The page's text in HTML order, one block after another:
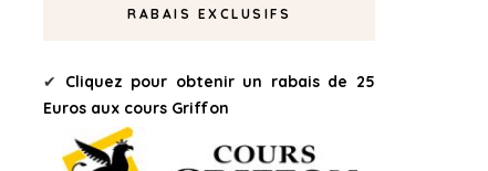
RABAIS EXCLUSIFS
✔ Cliquez pour obtenir un rabais de 25
Euros aux cours Griffon